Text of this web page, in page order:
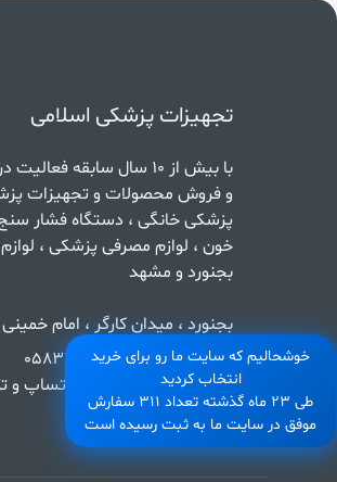
تجهیزات پزشکی اسلامی
با بیش از 10 سال سابقه
و فروش محصولات و تجهیزات
پزشکی خانگی ، دستگاه فشار
خون ، لوازم مصرفی پزشکی ،
بجنورد و مشهد
بجنورد ، میدان کارگر ، امام خمینی
شماره تماس : 05832742243
پاسخگویی سریعتر در واتساپ و
09381328155
خوشحالیم که سایت ما رو برای خرید
انتخاب کردید
طی 23 ماه گذشته تعداد 311 سفارش
موفق در سایت ما به ثبت رسیده است